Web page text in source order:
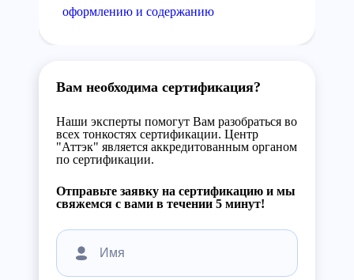
оформлению и содержанию
Вам необходима сертификация?
Наши эксперты помогут Вам разобраться во
всех тонкостях сертификации. Центр
"Аттэк" является аккредитованным органом
по сертификации.
Отправьте заявку на сертификацию и мы
свяжемся с вами в течении 5 минут!